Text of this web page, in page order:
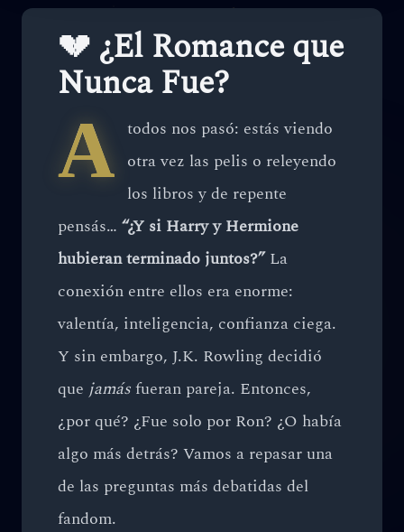
💔 ¿El Romance que
Nunca Fue?
A todos nos pasó: estás viendo
otra vez las pelis o releyendo
los libros y de repente
pensás… “¿Y si Harry y Hermione
hubieran terminado juntos?”La
conexión entre ellos era enorme:
valentía, inteligencia, confianza ciega.
Y sin embargo, J.K. Rowling decidió
que jamásfueran pareja. Entonces,
¿por qué? ¿Fue solo por Ron? ¿O había
algo más detrás? Vamos a repasar una
de las preguntas más debatidas del
fandom.